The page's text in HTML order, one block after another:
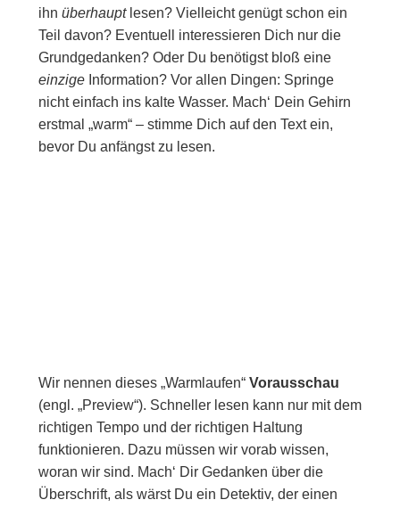
ihn überhauptlesen? Vielleicht genügt schon ein
Teil davon? Eventuell interessieren Dich nur die
Grundgedanken? Oder Du benötigst bloß eine
einzigeInformation? Vor allen Dingen: Springe
nicht einfach ins kalte Wasser. Mach‘ Dein Gehirn
erstmal „warm“ – stimme Dich auf den Text ein,
bevor Du anfängst zu lesen.
Wir nennen dieses „Warmlaufen“ Vorausschau
(engl. „Preview“). Schneller lesen kann nur mit dem
richtigen Tempo und der richtigen Haltung
funktionieren. Dazu müssen wir vorab wissen,
woran wir sind. Mach‘ Dir Gedanken über die
Überschrift, als wärst Du ein Detektiv, der einen